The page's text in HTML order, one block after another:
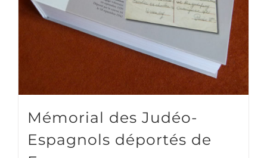
Mémorial des Judéo-
Espagnols déportés de